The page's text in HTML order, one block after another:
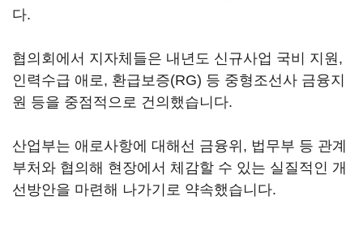
다.
협의회에서 지자체들은 내년도 신규사업 국비 지원,
인력수급 애로, 환급보증(RG) 등 중형조선사 금융지
원 등을 중점적으로 건의했습니다.
산업부는 애로사항에 대해선 금융위, 법무부 등 관계
부처와 협의해 현장에서 체감할 수 있는 실질적인 개
선방안을 마련해 나가기로 약속했습니다.